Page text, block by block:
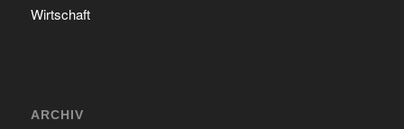
Wirtschaft
ARCHIV